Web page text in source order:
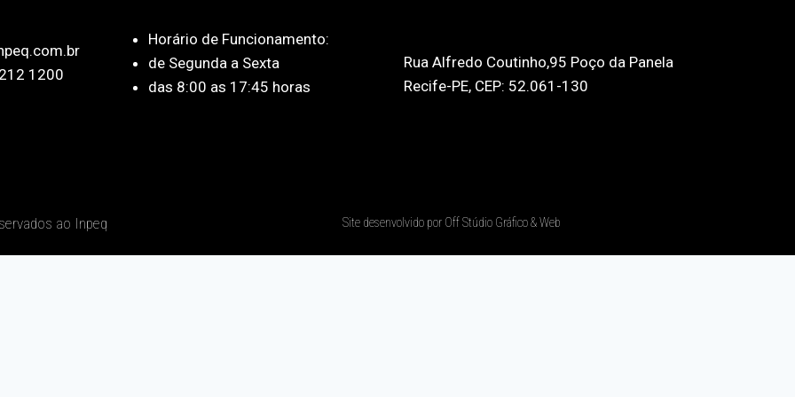
1200
Horário de Funcionamento:
de Segunda a Sexta
das 8:00 as 17:45 horas
Rua Alfredo Coutinho,95 Poço da Panela
Recife-PE, CEP: 52.061-130
ao Inpeq Site desenvolvido por Off Stúdio Gráfico & Web